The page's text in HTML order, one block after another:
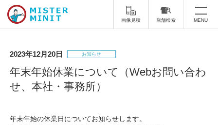
画像見積 店舗検索 MENU
修理サービス・料金
2023年12月20日 お知らせ
年末年始休業について（Webお問い合わ
せ、本社・事務所）
年末年始の休業日についてお知らせします。